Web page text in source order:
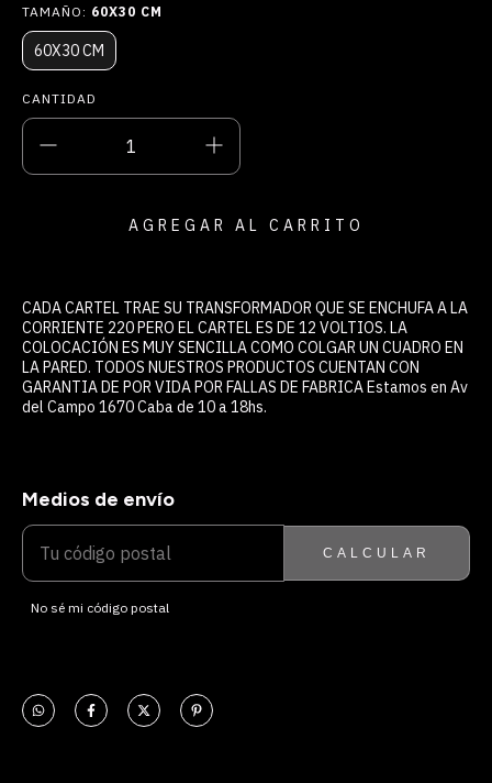
TAMAÑO: 60X30 CM
60X30 CM
CANTIDAD
CADA CARTEL TRAE SU TRANSFORMADOR QUE SE ENCHUFA A LA
CORRIENTE 220 PERO EL CARTEL ES DE 12 VOLTIOS. LA
COLOCACIÓN ES MUY SENCILLA COMO COLGAR UN CUADRO EN
LA PARED. TODOS NUESTROS PRODUCTOS CUENTAN CON
GARANTIA DE POR VIDA POR FALLAS DE FABRICA Estamos en Av
del Campo 1670 Caba de 10 a 18hs.
ENTREGAS PARA EL CP:
Medios de envío
CALCULAR
No sé mi código postal